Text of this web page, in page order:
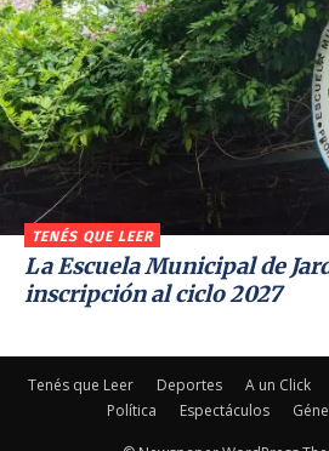
TENÉS QUE LEER
La Escuela Municipal de
inscripción al ciclo 2027
Tenés que Leer Deportes A un Click
Política
Espectáculos